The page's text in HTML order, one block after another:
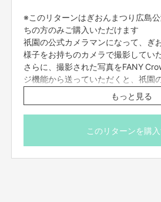
※このリターンはぎおんまつり広島
ちの方のみご購入いただけます
祇󠄀園の公式カメラマンになって、ぎ
様子をお持ちのカメラで撮影してい
さらに、撮影された写真をFANY
ジ機能から送っていただくと、祇󠄀園
トを選びXにて発表させていただき
送りします。写真はGigaFile便等に
FANY Crowdfundingメッセージ機
い。希望されない方はその旨をお申
もっと見る
このリターンを購